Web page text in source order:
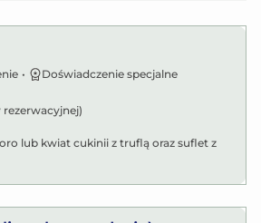
•
Doświadczenie specjalne
rezerwacyjnej)
lub kwiat cukinii z truflą oraz suflet z